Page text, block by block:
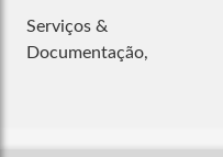
Serviços &
Documentação,